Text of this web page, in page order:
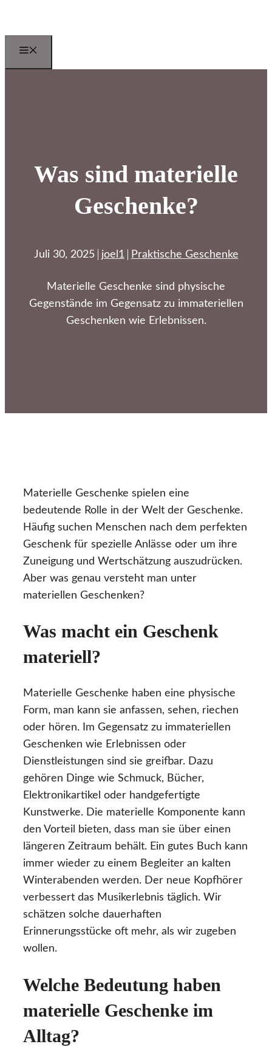
springen
Was sind materielle
Geschenke?
Juli 30, 2025 joel1 Praktische Geschenke
Materielle Geschenke sind physische
Gegenstände im Gegensatz zu immateriellen
Geschenken wie Erlebnissen.
Materielle Geschenke spielen eine
bedeutende Rolle in der Welt der Geschenke.
Häufig suchen Menschen nach dem perfekten
Geschenk für spezielle Anlässe oder um ihre
Zuneigung und Wertschätzung auszudrücken.
Aber was genau versteht man unter
materiellen Geschenken?
Was macht ein Geschenk
materiell?
Materielle Geschenke haben eine physische
Form, man kann sie anfassen, sehen, riechen
oder hören. Im Gegensatz zu immateriellen
Geschenken wie Erlebnissen oder
Dienstleistungen sind sie greifbar. Dazu
gehören Dinge wie Schmuck, Bücher,
Elektronikartikel oder handgefertigte
Kunstwerke. Die materielle Komponente kann
den Vorteil bieten, dass man sie über einen
längeren Zeitraum behält. Ein gutes Buch kann
immer wieder zu einem Begleiter an kalten
Winterabenden werden. Der neue Kopfhörer
verbessert das Musikerlebnis täglich. Wir
schätzen solche dauerhaften
Erinnerungsstücke oft mehr, als wir zugeben
wollen.
Welche Bedeutung haben
materielle Geschenke im
Alltag?